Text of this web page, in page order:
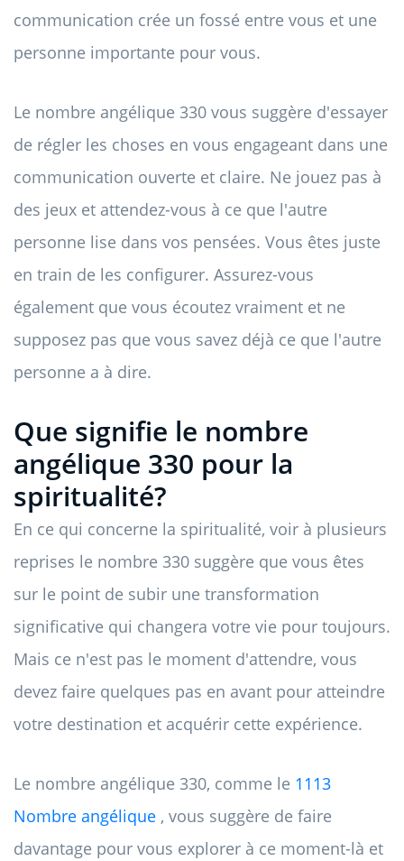
communication crée un fossé entre vous et une
personne importante pour vous.
Le nombre angélique 330 vous suggère d'essayer
de régler les choses en vous engageant dans une
communication ouverte et claire. Ne jouez pas à
des jeux et attendez-vous à ce que l'autre
personne lise dans vos pensées. Vous êtes juste
en train de les configurer. Assurez-vous
également que vous écoutez vraiment et ne
supposez pas que vous savez déjà ce que l'autre
personne a à dire.
Que signifie le nombre
angélique 330 pour la
spiritualité?
En ce qui concerne la spiritualité, voir à plusieurs
reprises le nombre 330 suggère que vous êtes
sur le point de subir une transformation
significative qui changera votre vie pour toujours.
Mais ce n'est pas le moment d'attendre, vous
devez faire quelques pas en avant pour atteindre
votre destination et acquérir cette expérience.
Le nombre angélique 330, comme le 1113
Nombre angélique , vous suggère de faire
davantage pour vous explorer à ce moment-là et